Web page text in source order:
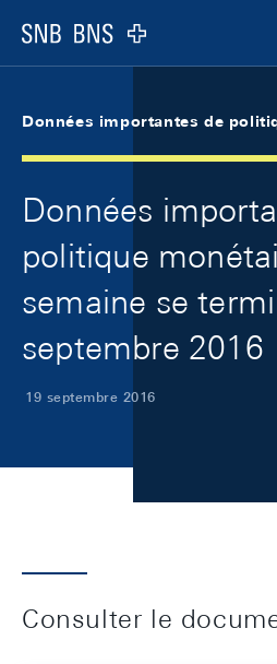
Logo
Données importantes de
Données
politique
semaine se
septembre 2016
19 septembre 2016
Consulter le